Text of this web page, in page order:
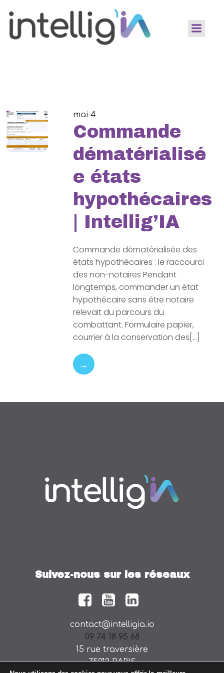
mai 4
Commande
dématérialisé
e états
hypothécaires
| Intellig’IA
Commande dématérialisée des
états hypothécaires : le raccourci
des non-notaires Pendant
longtemps, commander un état
hypothécaire sans être notaire
relevait du parcours du
combattant. Formulaire papier,
courrier à la conservation des[…]
→
Suivez-nous sur les réseaux
contact@intelligia.io
09 74 18 95 68
15 rue traversière
75012 PARIS